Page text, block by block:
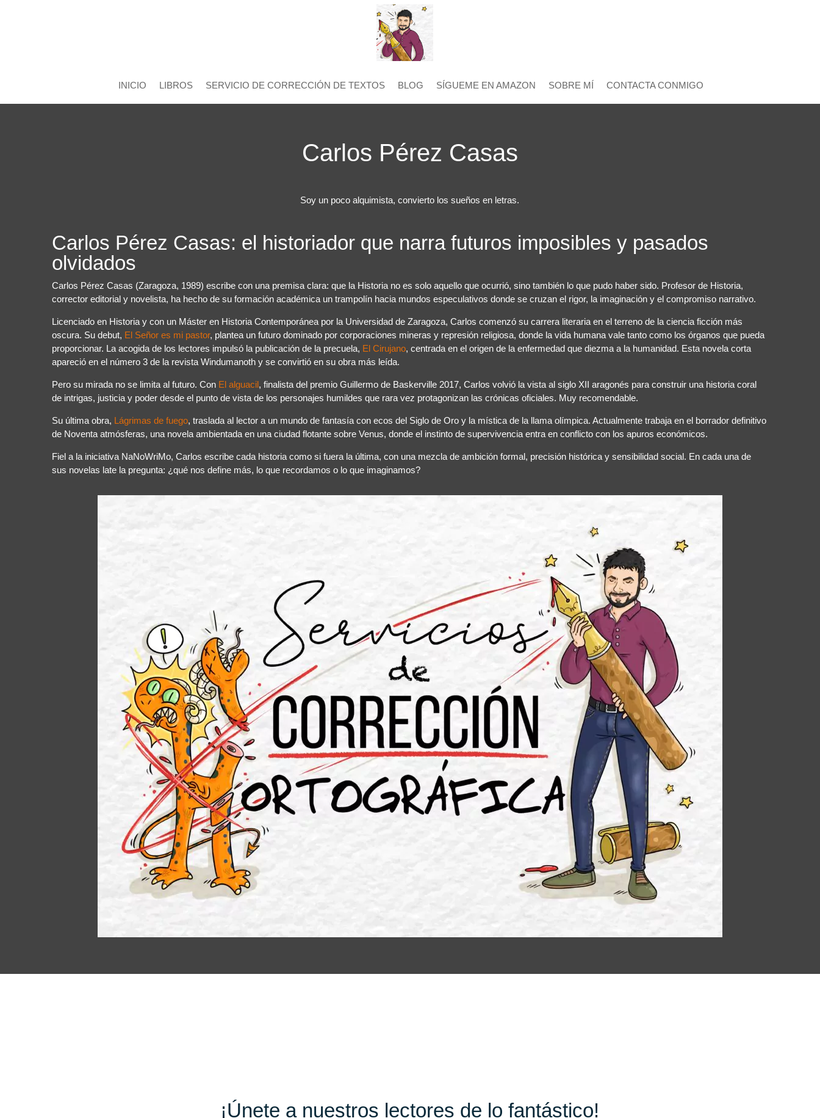
INICIO LIBROS SERVICIO DE CORRECCIÓN DE TEXTOS BLOG SÍGUEME EN AMAZON SOBRE MÍ CONTACTA CONMIGO
Carlos Pérez Casas
Soy un poco alquimista, convierto los sueños en letras.
Carlos Pérez Casas: el historiador que narra futuros imposibles y pasados
olvidados
Carlos Pérez Casas (Zaragoza, 1989) escribe con una premisa clara: que la Historia no es solo aquello que ocurrió, sino también lo que pudo haber sido. Profesor de Historia,
corrector editorial y novelista, ha hecho de su formación académica un trampolín hacia mundos especulativos donde se cruzan el rigor, la imaginación y el compromiso narrativo.
Licenciado en Historia y con un Máster en Historia Contemporánea por la Universidad de Zaragoza, Carlos comenzó su carrera literaria en el terreno de la ciencia ficción más
oscura. Su debut, El Señor es mi pastor, plantea un futuro dominado por corporaciones mineras y represión religiosa, donde la vida humana vale tanto como los órganos que pueda
proporcionar. La acogida de los lectores impulsó la publicación de la precuela, El Cirujano, centrada en el origen de la enfermedad que diezma a la humanidad. Esta novela corta
apareció en el número 3 de la revista Windumanoth y se convirtió en su obra más leída.
Pero su mirada no se limita al futuro. Con El alguacil, finalista del premio Guillermo de Baskerville 2017, Carlos volvió la vista al siglo XII aragonés para construir una historia coral
de intrigas, justicia y poder desde el punto de vista de los personajes humildes que rara vez protagonizan las crónicas oficiales. Muy recomendable.
Su última obra, Lágrimas de fuego, traslada al lector a un mundo de fantasía con ecos del Siglo de Oro y la mística de la llama olímpica. Actualmente trabaja en el borrador definitivo
de Noventa atmósferas, una novela ambientada en una ciudad flotante sobre Venus, donde el instinto de supervivencia entra en conflicto con los apuros económicos.
Fiel a la iniciativa NaNoWriMo, Carlos escribe cada historia como si fuera la última, con una mezcla de ambición formal, precisión histórica y sensibilidad social. En cada una de
sus novelas late la pregunta: ¿qué nos define más, lo que recordamos o lo que imaginamos?
¡Únete a nuestros lectores de lo fantástico!